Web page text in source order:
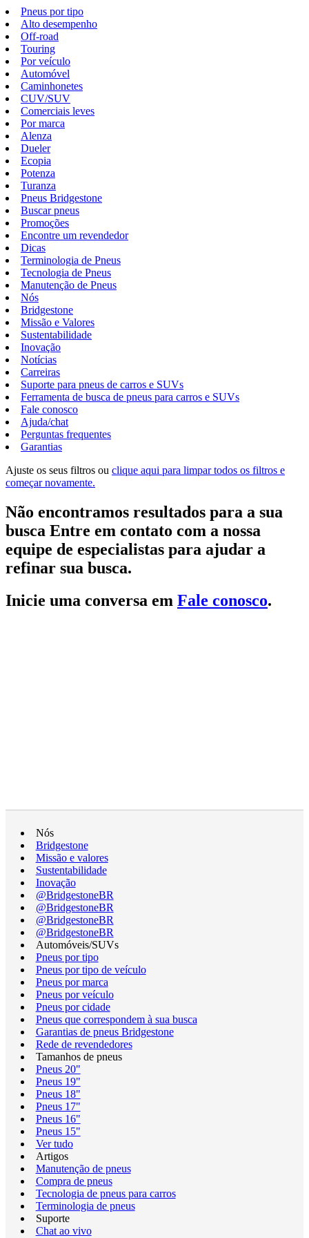
Pneus por tipo
Alto desempenho
Off-road
Touring
Por veículo
Automóvel
Caminhonetes
CUV/SUV
Comerciais leves
Por marca
Alenza
Dueler
Ecopia
Potenza
Turanza
Pneus Bridgestone
Buscar pneus
Promoções
Encontre um revendedor
Dicas
Terminologia de Pneus
Tecnologia de Pneus
Manutenção de Pneus
Nós
Bridgestone
Missão e Valores
Sustentabilidade
Inovação
Notícias
Carreiras
Suporte para pneus de carros e SUVs
Ferramenta de busca de pneus para carros e SUVs
Fale conosco
Ajuda/chat
Perguntas frequentes
Garantias
Ajuste os seus filtros ou clique aqui para limpar todos os filtros e
começar novamente.
Não encontramos resultados para a sua
busca Entre em contato com a nossa
equipe de especialistas para ajudar a
refinar sua busca.
Inicie uma conversa em Fale conosco.
Nós
Bridgestone
Missão e valores
Sustentabilidade
Inovação
@BridgestoneBR
@BridgestoneBR
@BridgestoneBR
@BridgestoneBR
Automóveis/SUVs
Pneus por tipo
Pneus por tipo de veículo
Pneus por marca
Pneus por veículo
Pneus por cidade
Pneus que correspondem à sua busca
Garantias de pneus Bridgestone
Rede de revendedores
Tamanhos de pneus
Pneus 20"
Pneus 19"
Pneus 18"
Pneus 17"
Pneus 16"
Pneus 15"
Ver tudo
Artigos
Manutenção de pneus
Compra de pneus
Tecnologia de pneus para carros
Terminologia de pneus
Suporte
Chat ao vivo